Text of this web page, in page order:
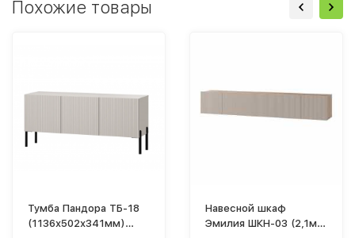
Похожие товары
Тумба Пандора ТБ-18
(1136x502х341мм)
Навесной шкаф
Эмилия ШКН-03 (2,1м)